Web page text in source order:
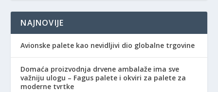
NAJNOVIJE
Avionske palete kao nevidljivi dio globalne trgovine
Domaća proizvodnja drvene ambalaže ima sve
važniju ulogu – Fagus palete i okviri za palete za
moderne tvrtke